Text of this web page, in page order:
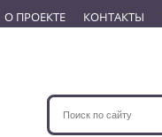
О ПРОЕКТЕ КОНТАКТЫ